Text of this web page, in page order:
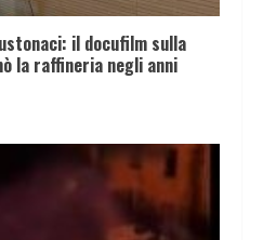
il docufilm sulla
la raffineria negli anni